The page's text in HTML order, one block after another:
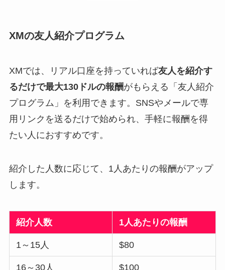
XMの友人紹介プログラム
XMでは、リアル口座を持っていれば友人を紹介す
るだけで最大130ドルの報酬がもらえる「友人紹介
プログラム」を利用できます。SNSやメールで専
用リンクを送るだけで始められ、手軽に報酬を得
たい人におすすめです。
紹介した人数に応じて、1人あたりの報酬がアップ
します。
紹介人数 1人あたりの報酬
1～15人 $80
16～30人 $100